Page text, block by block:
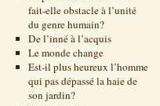
fait-elle obstacle à l’unité
du genre humain?
De l’inné à l’acquis
Le monde change
Est-il plus heureux l’homme
qui pas dépassé la haie de
son jardin?